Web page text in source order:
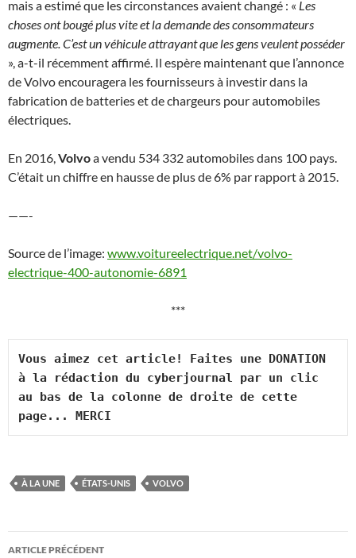
mais a estimé que les circonstances avaient changé : « Les
choses ont bougé plus vite et la demande des consommateurs
augmente. C’est un véhicule attrayant que les gens veulent posséder
», a-t-il récemment affirmé. Il espère maintenant que l’annonce
de Volvo encouragera les fournisseurs à investir dans la
fabrication de batteries et de chargeurs pour automobiles
électriques.
En 2016,Volvoa vendu 534 332 automobiles dans 100 pays.
C’était un chiffre en hausse de plus de 6% par rapport à 2015.
——-
Source de l’image: www.voitureelectrique.net/volvo-
electrique-400-autonomie-6891
***
Vous aimez cet article! Faites une DONATION
à la rédaction du cyberjournal par un clic
au bas de la colonne de droite de cette
page... MERCI
À LA UNE ÉTATS-UNIS VOLVO
Navigation
ARTICLE PRÉCÉDENT